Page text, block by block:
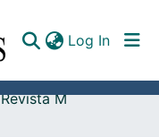
Log In
Revista M